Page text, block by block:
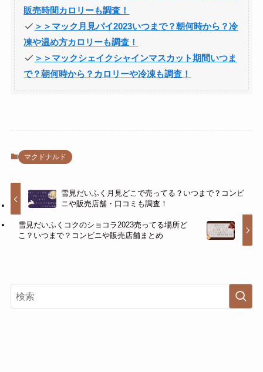
販売時間カロリーも調査！
＞＞マック月見パイ2023いつまで？朝何時から？冷
凍や温め方カロリーも調査！
＞＞マックシェイクシャインマスカット期間いつま
で？朝何時から？カロリーや冷凍も調査！
マクドナルド
雪見だいふく月見どこで売ってる？いつまで？コンビ
ニや販売店舗・口コミも調査！
雪見だいふくコクのショコラ2023売ってる場所ど
こ？いつまで？コンビニや販売店舗まとめ